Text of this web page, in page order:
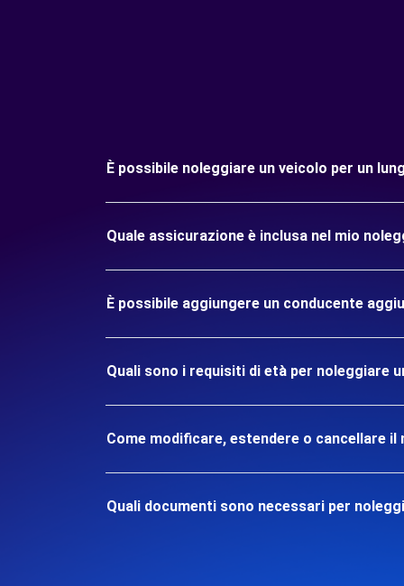
È possibile noleggiare un veicolo per un
Quale assicurazione è inclusa nel mio
È possibile aggiungere un conducente
Quali sono i requisiti di età per noleggiare
Come modificare, estendere o cancellare il
Quali documenti sono necessari per